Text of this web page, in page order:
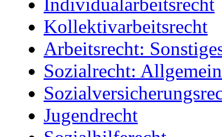
Kollektivarbeitsrecht
Arbeitsrecht:
Sozialrecht:
Jugendrecht